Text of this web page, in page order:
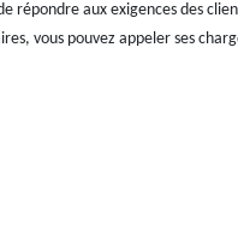
répondre aux exigences des
vous pouvez appeler ses